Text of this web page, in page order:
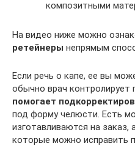
композитными
На видео ниже можно
ретейнеры непрямым
Если речь о капе, ее вы
обычно врач контролирует
помогает
под форму челюсти. Есть
изготавливаются на
которые можно исправить